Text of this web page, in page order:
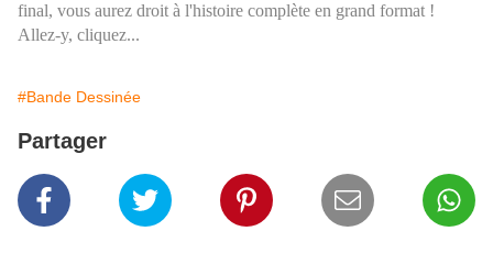
final, vous aurez droit à l'histoire complète en grand format !
Allez-y, cliquez...
#Bande Dessinée
Partager